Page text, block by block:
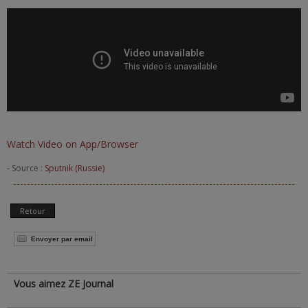
Watch Video on App/Browser
- Source : Sputnik (Russie)
Retour
Envoyer par email
Vous aimez ZE Journal